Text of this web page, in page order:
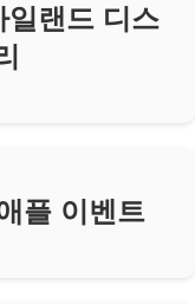
일랜드 디스
플 이벤트